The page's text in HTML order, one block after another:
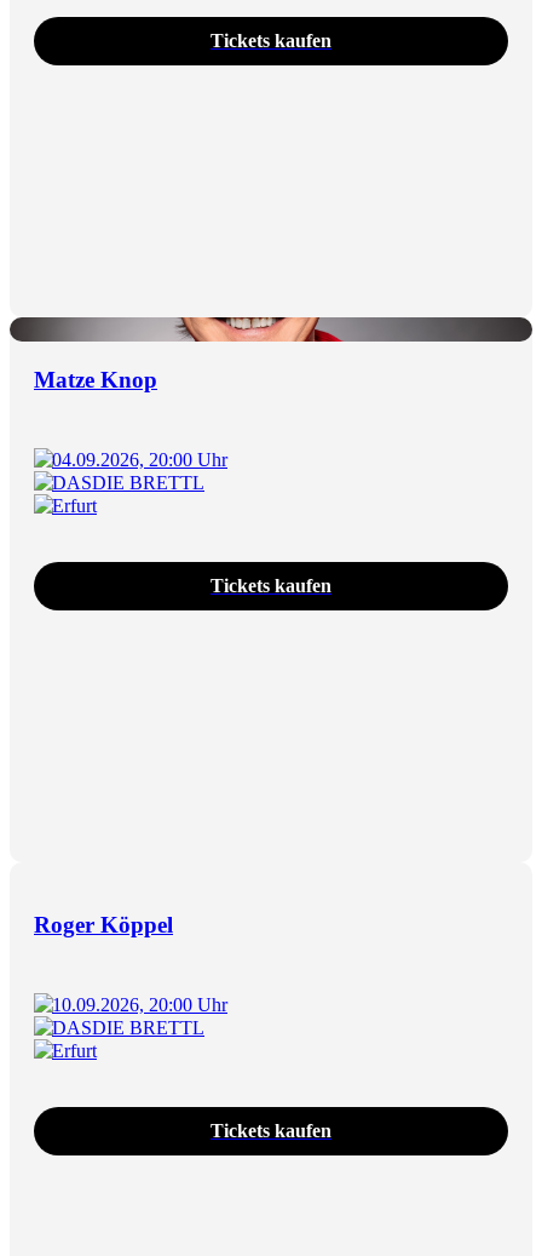
Tickets kaufen
Matze Knop
04.09.2026, 20:00 Uhr
DASDIE BRETTL
Erfurt
Tickets kaufen
Roger Köppel
10.09.2026, 20:00 Uhr
DASDIE BRETTL
Erfurt
Tickets kaufen